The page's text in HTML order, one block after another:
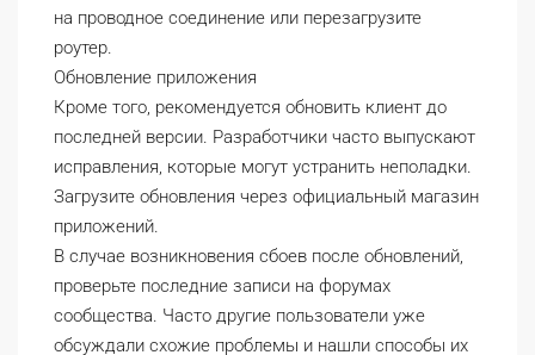
на проводное соединение или перезагрузите
роутер.
Обновление приложения
Кроме того, рекомендуется обновить клиент до
последней версии. Разработчики часто выпускают
исправления, которые могут устранить неполадки.
Загрузите обновления через официальный магазин
приложений.
В случае возникновения сбоев после обновлений,
проверьте последние записи на форумах
сообщества. Часто другие пользователи уже
обсуждали схожие проблемы и нашли способы их